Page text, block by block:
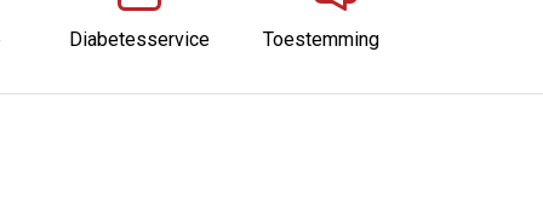
Diabetesservice Toestemming